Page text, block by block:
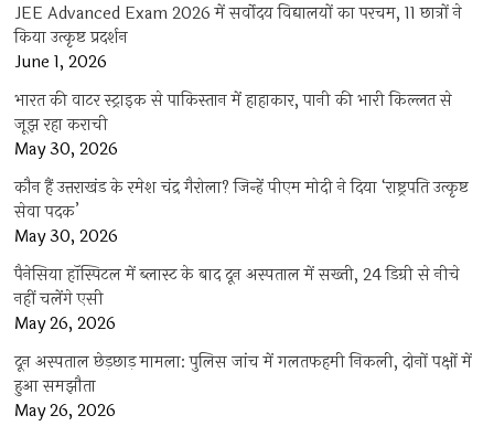
JEE Advanced Exam 2026 में सर्वोदय विद्यालयों का परचम, 11 छात्रों ने
किया उत्कृष्ट प्रदर्शन
June 1, 2026
भारत की वाटर स्ट्राइक से पाकिस्तान में हाहाकार, पानी की भारी किल्लत से
जूझ रहा कराची
May 30, 2026
कौन हैं उत्तराखंड के रमेश चंद्र गैरोला? जिन्हें पीएम मोदी ने दिया ‘राष्ट्रपति उत्कृष्ट
सेवा पदक’
May 30, 2026
पैनेसिया हॉस्पिटल में ब्लास्ट के बाद दून अस्पताल में सख्ती, 24 डिग्री से नीचे
नहीं चलेंगे एसी
May 26, 2026
दून अस्पताल छेड़छाड़ मामला: पुलिस जांच में गलतफहमी निकली, दोनों पक्षों में
हुआ समझौता
May 26, 2026